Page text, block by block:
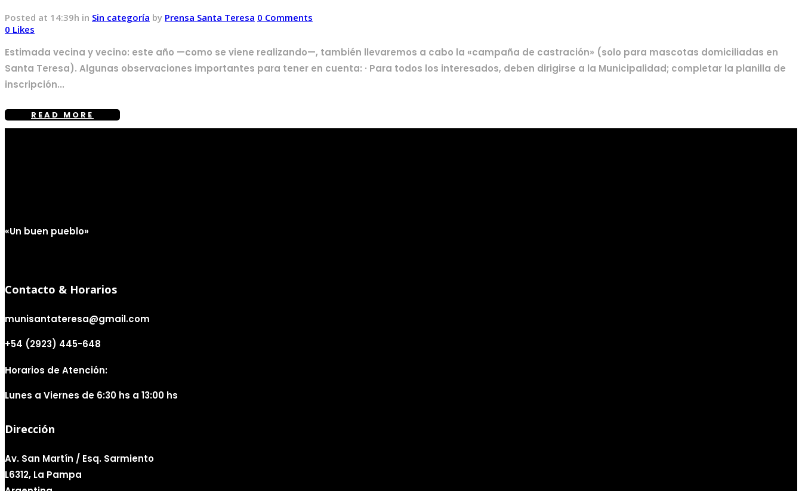
Posted at 14:39h in Sin categoría by Prensa Santa Teresa 0 Comments
0 Likes
Estimada vecina y vecino: este año —como se viene realizando—, también llevaremos a cabo la «campaña de castración» (solo para mascotas domiciliadas en
Santa Teresa). Algunas observaciones importantes para tener en cuenta: · Para todos los interesados, deben dirigirse a la Municipalidad; completar la planilla de
inscripción...
READ MORE
«Un buen pueblo»
Contacto & Horarios
munisantateresa@gmail.com
+54 (2923) 445-648
Horarios de Atención:
Lunes a Viernes de 6:30 hs a 13:00 hs
Dirección
Av. San Martín / Esq. Sarmiento
L6312, La Pampa